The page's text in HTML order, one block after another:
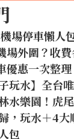
場停車懶人
場外圍？收費
優惠一次整理
玩水】全台
水樂園！虎
，玩水＋4大
包